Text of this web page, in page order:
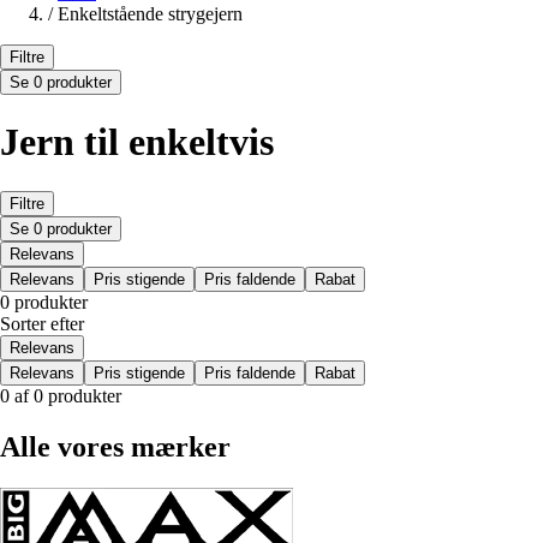
/ Enkeltstående strygejern
Filtre
Se 0 produkter
Jern til enkeltvis
Filtre
Se 0 produkter
Relevans
Relevans
Pris stigende Pris faldende Rabat
0 produkter
Sorter efter
Relevans
Relevans
Pris stigende Pris faldende Rabat
0 af 0 produkter
Alle vores mærker